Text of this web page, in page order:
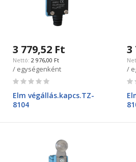
3 779,52 Ft
2 976,00 Ft
/ egységenként
Rating:
Elm végállás.kapcs.TZ-
8104
3
/